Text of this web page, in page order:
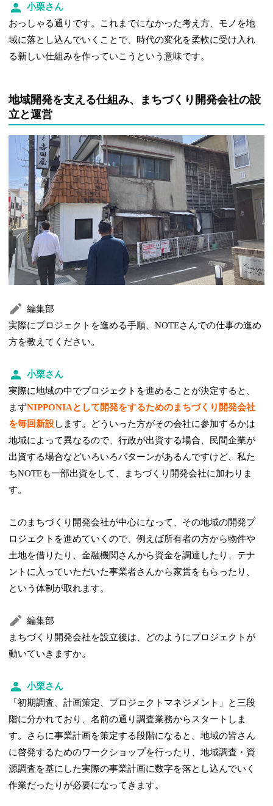
小栗さん
おっしゃる通りです。これまでになかった考え方、モノを地
域に落とし込んでいくことで、時代の変化を柔軟に受け入れ
る新しい仕組みを作っていこうという意味です。
地域開発を支える仕組み、まちづくり開発会社の設
立と運営
編集部
実際にプロジェクトを進める手順、NOTEさんでの仕事の進め
方を教えてください。
小栗さん
実際に地域の中でプロジェクトを進めることが決定すると、
まずNIPPONIAとして開発をするためのまちづくり開発会社
を毎回新設します。どういった方がその会社に参加するかは
地域によって異なるので、行政が出資する場合、民間企業が
出資する場合などいろいろパターンがあるんですけど、私た
ちNOTEも一部出資をして、まちづくり開発会社に加わりま
す。
このまちづくり開発会社が中心になって、その地域の開発プ
ロジェクトを進めていくので、例えば所有者の方から物件や
土地を借りたり、金融機関さんから資金を調達したり、テナ
ントに入っていただいた事業者さんから家賃をもらったり、
という体制が取れます。
編集部
まちづくり開発会社を設立後は、どのようにプロジェクトが
動いていきますか。
小栗さん
「初期調査、計画策定、プロジェクトマネジメント」と三段
階に分かれており、名前の通り調査業務からスタートしま
す。さらに事業計画を策定する段階になると、地域の皆さん
に啓発するためのワークショップを行ったり、地域調査・資
源調査を基にした実際の事業計画に数字を落とし込んでいく
作業だったりが必要になってきます。